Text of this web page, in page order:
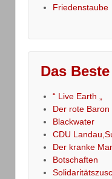
Friedenstaube
Das
“ Live Earth „
Der rote Baron
Blackwater
CDU
Der kranke
Botschaften